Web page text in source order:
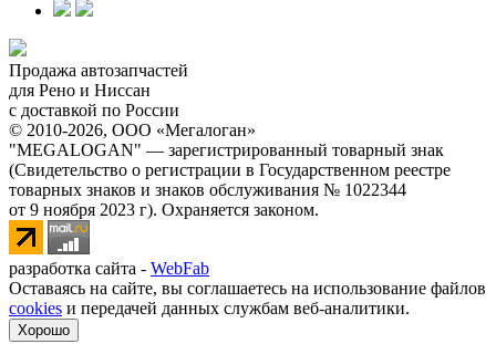
Продажа автозапчастей
для Рено и Ниссан
с доставкой по России
© 2010-2026, ООО «Мегалоган»
"MEGALOGAN" — зарегистрированный товарный знак
(Свидетельство о регистрации в Государственном реестре
товарных знаков и знаков обслуживания № 1022344
от 9 ноября 2023 г). Охраняется законом.
разработка сайта - WebFab
Оставаясь на сайте, вы соглашаетесь на использование файлов
cookies и передачей данных службам веб-аналитики.
Хорошо